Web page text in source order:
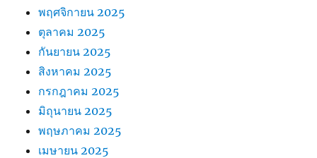
พฤศจิกายน 2025
ตุลาคม 2025
กันยายน 2025
สิงหาคม 2025
กรกฎาคม 2025
มิถุนายน 2025
พฤษภาคม 2025
เมษายน 2025